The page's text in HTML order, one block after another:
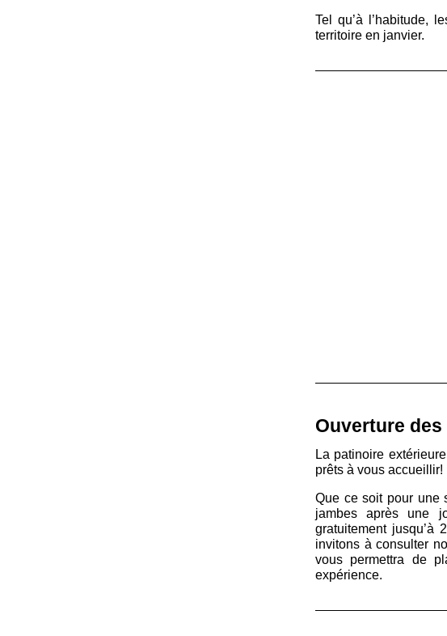
Tel qu’à l’habitude,
territoire en janvier.
Ouverture
La patinoire
prêts à vous accueillir!
Que ce soit pour une
jambes après une
gratuitement jusqu’à
invitons à consulter
vous permettra de
expérience.